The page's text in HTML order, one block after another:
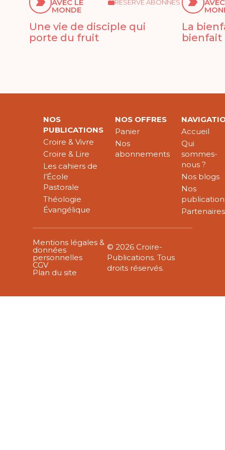
AVEC LE
MONDE
RÉSERVÉ ABONNÉS
Une vie de disciple qui
porte du fruit
La
bienfait
NOS
PUBLICATIONS
Croire & Vivre
Croire & Lire
Les cahiers de
l’École
Pastorale
Théologie
Évangélique
NOS OFFRES
Panier
Nos
abonnements
Accueil
Qui
sommes-
nous ?
Nos blogs
Nos
Partenaires
Mentions légales &
données
personnelles
CGV
Plan du site
© 2026 Croire-
Publications. Tous
droits réservés.